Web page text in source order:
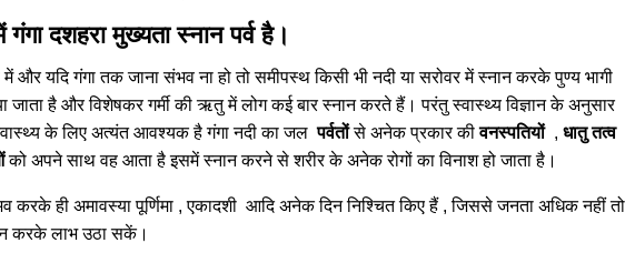
गंगा दशहरामुख्यता स्नान पर्व है।
और यदि गंगा तक जाना संभव ना हो तो समीपस्थ किसी भी नदी या सरोवर में स्नान करके पुण्य भागी
जाता है और विशेषकर गर्मी की ऋतु में लोग कई बार स्नान करते हैं। परंतु स्वास्थ्य विज्ञान के अनुसार
के लिए अत्यंत आवश्यक है गंगा नदी का जलपर्वतोंसे अनेक प्रकार कीवनस्पतियों, धातु तत्व
को अपने साथ वह आता है इसमें स्नान करने से शरीर के अनेक रोगों का विनाश हो जाता है।
करके ही अमावस्या पूर्णिमा , एकादशी आदि अनेक दिन निश्चित किए हैं , जिससे जनता अधिक नहीं तो
करके लाभ उठा सकें।